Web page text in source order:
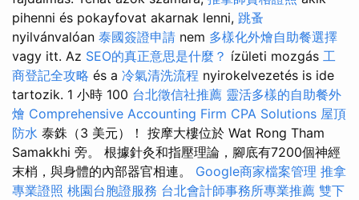
pihenni és pokayfovat akarnak lenni, 跳蚤
nyilvánvalóan 泰國簽證申請 nem 多樣化外燴自助餐選擇
vagy itt. Az SEO的真正意思是什麼？ ízületi mozgás 工
商登記全攻略 és a 冷氣清洗流程 nyirokelvezetés is ide
tartozik. 1 小時 100 台北徵信社推薦 靈活多樣的自助餐外
燴 Comprehensive Accounting Firm CPA Solutions 屋頂
防水 泰銖（3 美元）！ 按摩大樓位於 Wat Rong Tham
Samakkhi 旁。 根據針灸和指壓理論，腳底有7200個神經
末梢，與身體的內部器官相連。 Google商家檔案管理 推拿
專業證照 桃園台胞證服務 台北會計師事務所專業推薦 雙下